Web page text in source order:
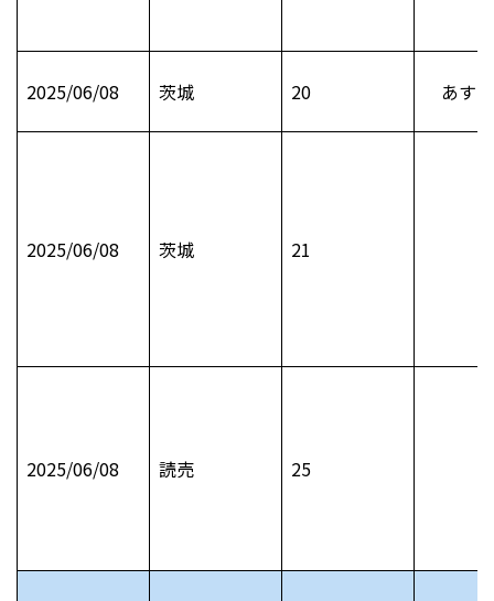
2025/06/08 茨城 20 あす
2025/06/08 茨城 21
2025/06/08 読売 25